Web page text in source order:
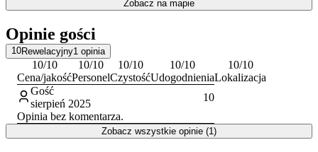
Zobacz na mapie
Opinie gości
10Rewelacyjny1 opinia
10/10
Cena/jakość
10/10
Personel
10/10
Czystość
10/10
Udogodnienia
10/10
Lokalizacja
Gość
sierpień 2025
10
Opinia bez komentarza.
Zobacz wszystkie opinie (1)